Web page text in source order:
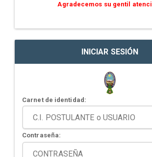
Agradecemos su gentil
INICIAR SESIÓN
Carnet de identidad:
Contraseña: